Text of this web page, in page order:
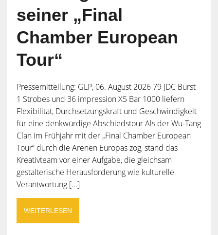
seiner „Final
Chamber European
Tour“
Pressemitteilung: GLP, 06. August 2026 79 JDC Burst
1 Strobes und 36 impression X5 Bar 1000 liefern
Flexibilität, Durchsetzungskraft und Geschwindigkeit
für eine denkwürdige Abschiedstour Als der Wu-Tang
Clan im Frühjahr mit der „Final Chamber European
Tour“ durch die Arenen Europas zog, stand das
Kreativteam vor einer Aufgabe, die gleichsam
gestalterische Herausforderung wie kulturelle
Verantwortung [...]
WEITERLESEN